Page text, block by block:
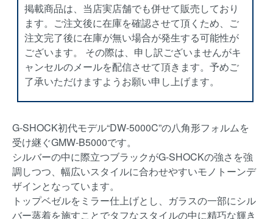
掲載商品は、当店実店舗でも併せて販売しており
ます。ご注文後に在庫を確認させて頂くため、ご
注文完了後に在庫が無い場合が発生する可能性が
ございます。 その際は、申し訳ございませんがキ
ャンセルのメールを配信させて頂きます。予めご
了承いただけますようお願い申し上げます。
G-SHOCK初代モデル“DW-5000C”の八角形フォルムを
受け継ぐGMW-B5000です。
シルバーの中に際立つブラックがG-SHOCKの強さを強
調しつつ、幅広いスタイルに合わせやすいモノトーンデ
ザインとなっています。
トップベゼルをミラー仕上げとし、ガラスの一部にシル
バー蒸着を施すことでタフなスタイルの中に精巧な輝き